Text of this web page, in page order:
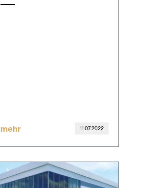
mehr 11.07.2022